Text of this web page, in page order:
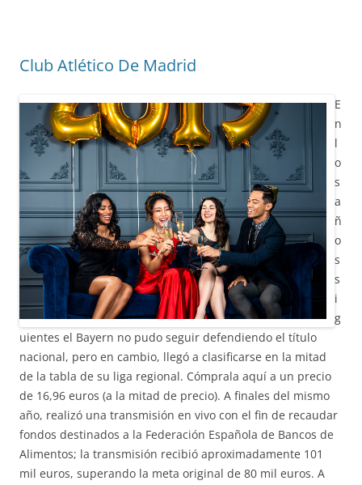
Club Atlético De Madrid
E
n
l
o
s
a
ñ
o
s
s
i
g
uientes el Bayern no pudo seguir defendiendo el título
nacional, pero en cambio, llegó a clasificarse en la mitad
de la tabla de su liga regional. Cómprala aquí a un precio
de 16,96 euros (a la mitad de precio). A finales del mismo
año, realizó una transmisión en vivo con el fin de recaudar
fondos destinados a la Federación Española de Bancos de
Alimentos; la transmisión recibió aproximadamente 101
mil euros, superando la meta original de 80 mil euros. A